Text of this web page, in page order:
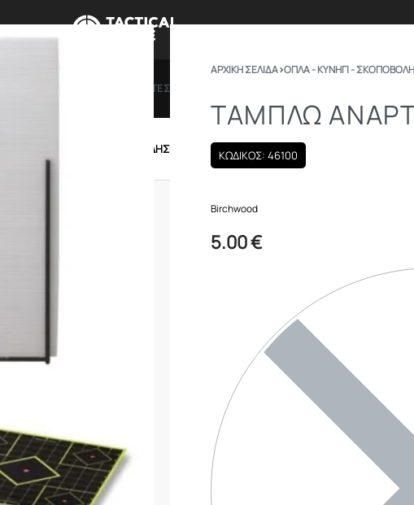
ΔΩΡΟΚΑΡΤΕΣ
ΕΝΔΥΣΗ – ΥΠΟΔΗΣΗ ΕΞΟΠΛΙΣΜΟΣ
ΑΡΧΙΚΉ ΣΕΛΊΔΑ›ΟΠΛΑ - ΚΥΝΗΓΙ - ΣΚΟΠΟΒΟΛΗ
ΤΑΜΠΛΏ
ΚΩΔΙΚΟΣ: 46100
Birchwood
5.00€